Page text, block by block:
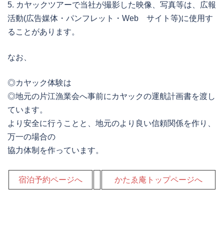
5. カヤックツアーで当社が撮影した映像、写真等は、広報
活動(広告媒体・パンフレット・Web サイト等)に使用す
ることがあります。
なお、
◎カヤック体験は
◎地元の片江漁業会へ事前にカヤックの運航計画書を渡し
ています。
より安全に行うことと、地元のより良い信頼関係を作り、
万一の場合の
協力体制を作っています。
宿泊予約ページへ かたゑ庵トップページへ